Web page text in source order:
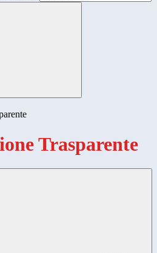
Trasparente